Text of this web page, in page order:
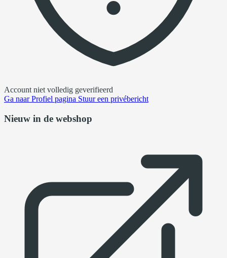
Account niet volledig geverifieerd
Ga naarProfiel pagina Stuur een privébericht
Nieuw in de webshop